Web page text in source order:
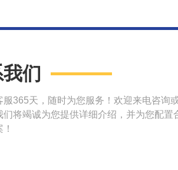
们
服365天，随时为您服务！欢迎来电咨询
们将竭诚为您提供详细介绍，并为您配置